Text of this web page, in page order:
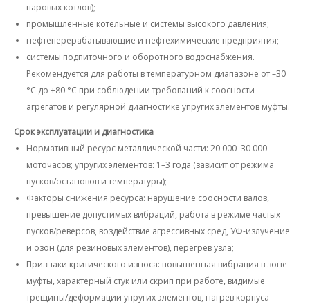
паровых котлов);
промышленные котельные и системы высокого давления;
нефтеперерабатывающие и нефтехимические предприятия;
системы подпиточного и оборотного водоснабжения.
Рекомендуется для работы в температурном диапазоне от –30
°C до +80 °C при соблюдении требований к соосности
агрегатов и регулярной диагностике упругих элементов муфты.
Срок эксплуатации и диагностика
Нормативный ресурс металлической части: 20 000–30 000
моточасов; упругих элементов: 1–3 года (зависит от режима
пусков/остановов и температуры);
Факторы снижения ресурса: нарушение соосности валов,
превышение допустимых вибраций, работа в режиме частых
пусков/реверсов, воздействие агрессивных сред, УФ-излучение
и озон (для резиновых элементов), перегрев узла;
Признаки критического износа: повышенная вибрация в зоне
муфты, характерный стук или скрип при работе, видимые
трещины/деформации упругих элементов, нагрев корпуса